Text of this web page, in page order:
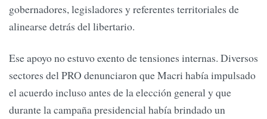
gobernadores, legisladores y referentes territoriales de
alinearse detrás del libertario.
Ese apoyo no estuvo exento de tensiones internas. Diversos
sectores del PRO denunciaron que Macri había impulsado
el acuerdo incluso antes de la elección general y que
durante la campaña presidencial había brindado un